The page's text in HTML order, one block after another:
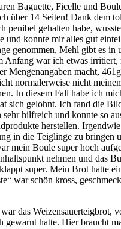
Baguette, Ficelle und
über 14 Seiten! Dank dem
penibel gehalten habe,
und konnte mir alles gut
genommen, Mehl gibt es in
Anfang war ich etwas irritiert,
Mengenangaben macht, 461g
normalerweise nicht
In diesem Fall habe ich
sich gelohnt. Ich fand die
hilfreich und konnte so
herstellen.
in die Teiglinge zu bringen
mein Boule super hoch
nehmen und das
super. Mein Brot hatte
war schön kross,
war das Weizensauerteigbrot,
gewarnt hatte. Hier braucht